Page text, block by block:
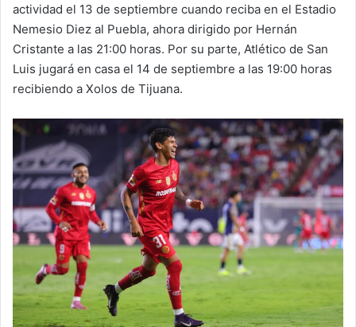
actividad el 13 de septiembre cuando reciba en el Estadio
Nemesio Diez al Puebla, ahora dirigido por Hernán
Cristante a las 21:00 horas. Por su parte, Atlético de San
Luis jugará en casa el 14 de septiembre a las 19:00 horas
recibiendo a Xolos de Tijuana.